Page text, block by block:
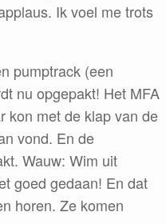
Ik voel me trots
pumptrack (een
nu opgepakt! Het MFA
kon met de klap van de
vond. En de
Wauw: Wim uit
goed gedaan! En dat
horen. Ze komen